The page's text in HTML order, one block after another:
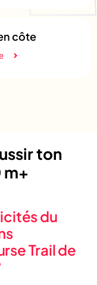
côte
ton
du
Trail de